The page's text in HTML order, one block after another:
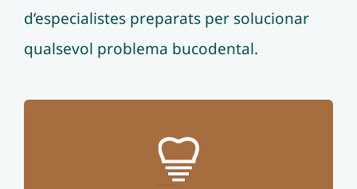
d’especialistes preparats per solucionar
qualsevol problema bucodental.